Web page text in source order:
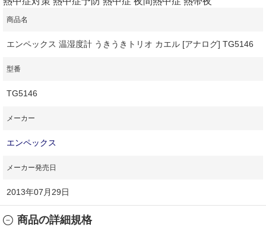
商品名
エンペックス 温湿度計 うきうきトリオ カエル [アナログ] TG5146
型番
TG5146
メーカー
エンペックス
メーカー発売日
2013年07月29日
商品の詳細規格